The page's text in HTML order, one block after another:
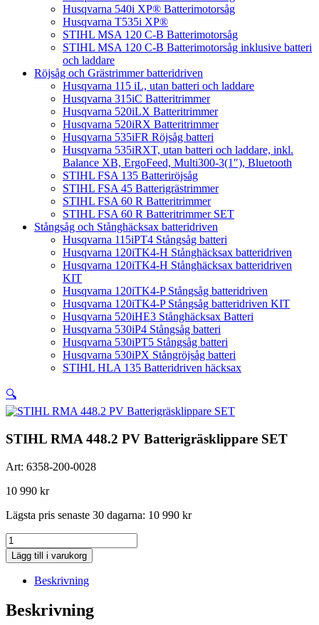
Husqvarna 540i XP® Batterimotorsåg
Husqvarna T535i XP®
STIHL MSA 120 C-B Batterimotorsåg
STIHL MSA 120 C-B Batterimotorsåg inklusive batteri
och laddare
Röjsåg och Grästrimmer batteridriven
Husqvarna 115 iL, utan batteri och laddare
Husqvarna 315iC Batteritrimmer
Husqvarna 520iLX Batteritrimmer
Husqvarna 520iRX Batteritrimmer
Husqvarna 535iFR Röjsåg batteri
Husqvarna 535iRXT, utan batteri och laddare, inkl.
Balance XB, ErgoFeed, Multi300-3(1″), Bluetooth
STIHL FSA 135 Batteriröjsåg
STIHL FSA 45 Batterigrästrimmer
STIHL FSA 60 R Batteritrimmer
STIHL FSA 60 R Batteritrimmer SET
Stångsåg och Stånghäcksax batteridriven
Husqvarna 115iPT4 Stångsåg batteri
Husqvarna 120iTK4-H Stånghäcksax batteridriven
Husqvarna 120iTK4-H Stånghäcksax batteridriven
KIT
Husqvarna 120iTK4-P Stångsåg batteridriven
Husqvarna 120iTK4-P Stångsåg batteridriven KIT
Husqvarna 520iHE3 Stånghäcksax Batteri
Husqvarna 530iP4 Stångsåg batteri
Husqvarna 530iPT5 Stångsåg batteri
Husqvarna 530iPX Stångröjsåg batteri
STIHL HLA 135 Batteridriven häcksax
🔍
STIHL RMA 448.2 PV Batterigräsklippare SET
Art: 6358-200-0028
10 990 kr
Lägsta pris senaste 30 dagarna: 10 990 kr
STIHL
RMA
448.2
Batterigräsklippare
SET
mängd
Lägg till i varukorg
Beskrivning
Beskrivning